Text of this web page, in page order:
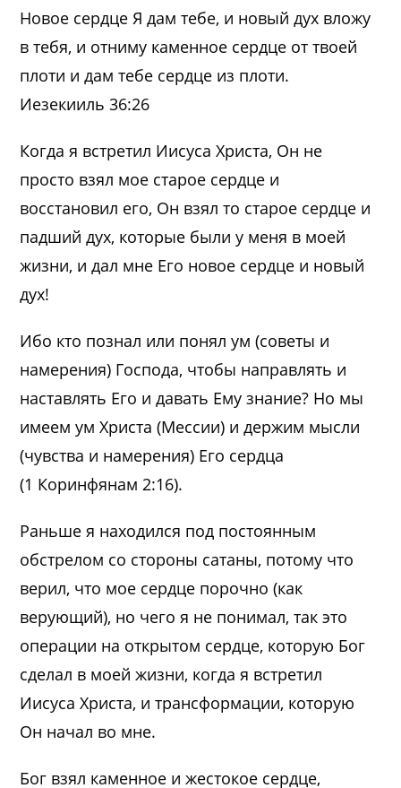
Новое сердце Я дам тебе, и новый дух вложу
в тебя, и отниму каменное сердце от твоей
плоти и дам тебе сердце из плоти.
Иезекииль 36:26
Когда я встретил Иисуса Христа, Он не
просто взял мое старое сердце и
восстановил его, Он взял то старое сердце и
падший дух, которые были у меня в моей
жизни, и дал мне Его новое сердце и новый
дух!
Ибо кто познал или понял ум (советы и
намерения) Господа, чтобы направлять и
наставлять Его и давать Ему знание? Но мы
имеем ум Христа (Мессии) и держим мысли
(чувства и намерения) Его сердца
(1 Коринфянам 2:16).
Раньше я находился под постоянным
обстрелом со стороны сатаны, потому что
верил, что мое сердце порочно (как
верующий), но чего я не понимал, так это
операции на открытом сердце, которую Бог
сделал в моей жизни, когда я встретил
Иисуса Христа, и трансформации, которую
Он начал во мне.
Бог взял каменное и жестокое сердце,